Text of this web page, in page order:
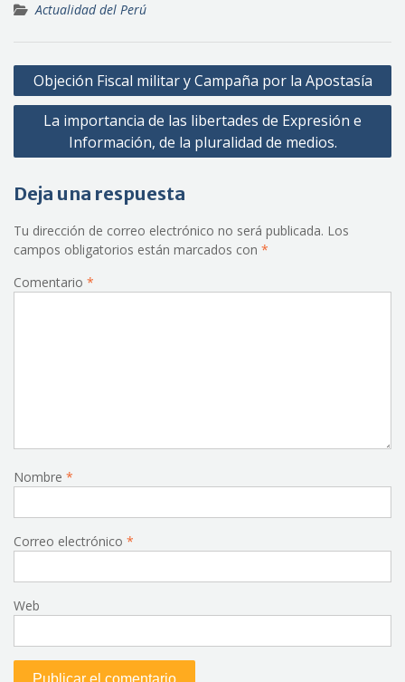
Actualidad del Perú
Navegación
de
entradas
Objeción Fiscal militar y Campaña por la Apostasía
La importancia de las libertades de Expresión e
Información, de la pluralidad de medios.
Deja una respuesta
Tu dirección de correo electrónico no será publicada. Los
campos obligatorios están marcados con *
Comentario *
Nombre *
Correo electrónico *
Web